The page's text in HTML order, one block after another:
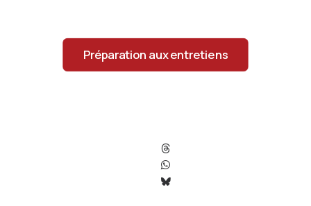
Préparation aux entretiens